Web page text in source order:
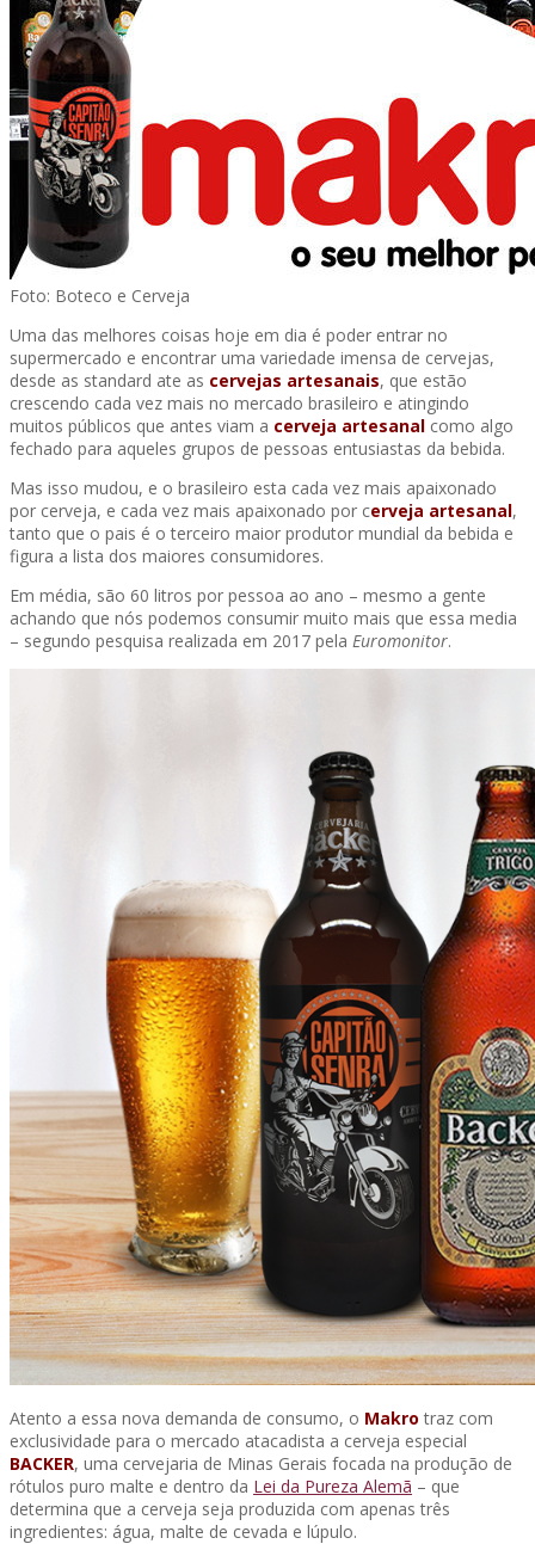
Foto: Boteco e Cerveja
Uma das melhores coisas hoje em dia é poder entrar no
supermercado e encontrar uma variedade imensa de cervejas,
desde as standard ate as cervejas artesanais, que estão
crescendo cada vez mais no mercado brasileiro e atingindo
muitos públicos que antes viam a cerveja artesanal como algo
fechado para aqueles grupos de pessoas entusiastas da bebida.
Mas isso mudou, e o brasileiro esta cada vez mais apaixonado
por cerveja, e cada vez mais apaixonado por cerveja artesanal,
tanto que o pais é o terceiro maior produtor mundial da bebida e
figura a lista dos maiores consumidores.
Em média, são 60 litros por pessoa ao ano – mesmo a gente
achando que nós podemos consumir muito mais que essa media
– segundo pesquisa realizada em 2017 pela Euromonitor.
Atento a essa nova demanda de consumo, o Makro traz com
exclusividade para o mercado atacadista a cerveja especial
BACKER, uma cervejaria de Minas Gerais focada na produção de
rótulos puro malte e dentro da Lei da Pureza Alemã – que
determina que a cerveja seja produzida com apenas três
ingredientes: água, malte de cevada e lúpulo.